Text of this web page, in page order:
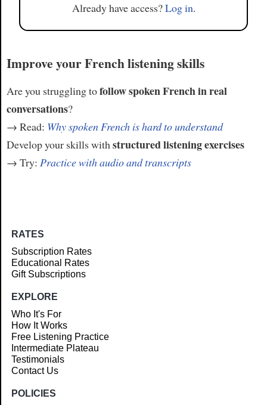
Already have access?Log in.
Improve your French listening skills
Are you struggling tofollow spoken French in real
conversations?
→ Read: Why spoken French is hard to understand
Develop your skills with structured listening exercises
→ Try: Practice with audio and transcripts
RATES
Subscription Rates
Educational Rates
Gift Subscriptions
EXPLORE
Who It's For
How It Works
Free Listening Practice
Intermediate Plateau
Testimonials
Contact Us
POLICIES